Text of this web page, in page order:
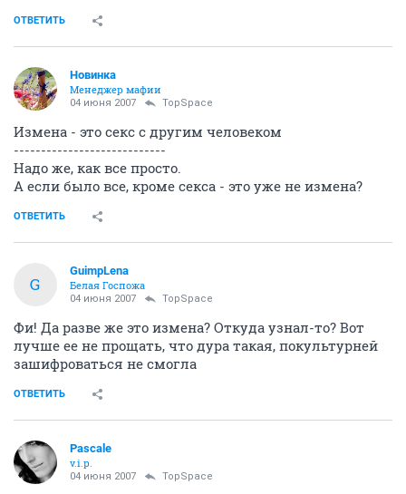
ОТВЕТИТЬ
Новинка
Менеджер мафии
04 июня 2007 TopSpace
Измена - это секс с другим человеком
----------------------------
Надо же, как все просто.
А если было все, кроме секса - это уже не измена?
ОТВЕТИТЬ
G
GuimpLena
Белая Госпожа
04 июня 2007 TopSpace
Фи! Да разве же это измена? Откуда узнал-то? Вот
лучше ее не прощать, что дура такая, покультурней
зашифроваться не смогла
ОТВЕТИТЬ
Pascale
v.i.p.
04 июня 2007 TopSpace